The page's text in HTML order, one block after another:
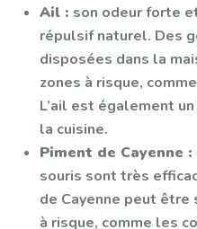
Ail : son odeur forte
répulsif naturel. Des
disposées dans la
zones à risque,
L’ail est également
la cuisine.
Piment de Cayenne :
souris sont très
de Cayenne peut être
à risque, comme les